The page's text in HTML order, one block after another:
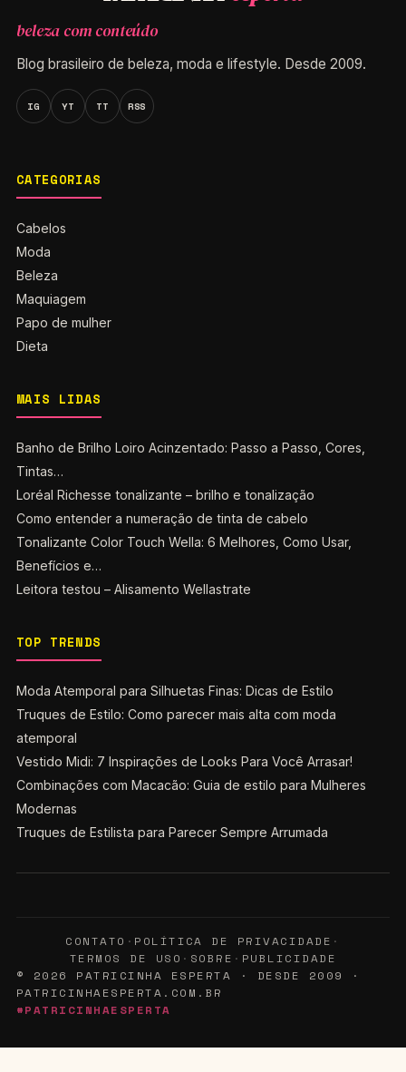
beleza com conteúdo
Blog brasileiro de beleza, moda e lifestyle. Desde 2009.
IG YT TT RSS
CATEGORIAS
Cabelos
Moda
Beleza
Maquiagem
Papo de mulher
Dieta
MAIS LIDAS
Banho de Brilho Loiro Acinzentado: Passo a Passo, Cores,
Tintas…
Loréal Richesse tonalizante – brilho e tonalização
Como entender a numeração de tinta de cabelo
Tonalizante Color Touch Wella: 6 Melhores, Como Usar,
Benefícios e…
Leitora testou – Alisamento Wellastrate
TOP TRENDS
Moda Atemporal para Silhuetas Finas: Dicas de Estilo
Truques de Estilo: Como parecer mais alta com moda
atemporal
Vestido Midi: 7 Inspirações de Looks Para Você Arrasar!
Combinações com Macacão: Guia de estilo para Mulheres
Modernas
Truques de Estilista para Parecer Sempre Arrumada
CONTATO · POLÍTICA DE PRIVACIDADE ·
TERMOS DE USO · SOBRE · PUBLICIDADE
© 2026 PATRICINHA ESPERTA · DESDE 2009 ·
PATRICINHAESPERTA.COM.BR
#PATRICINHAESPERTA